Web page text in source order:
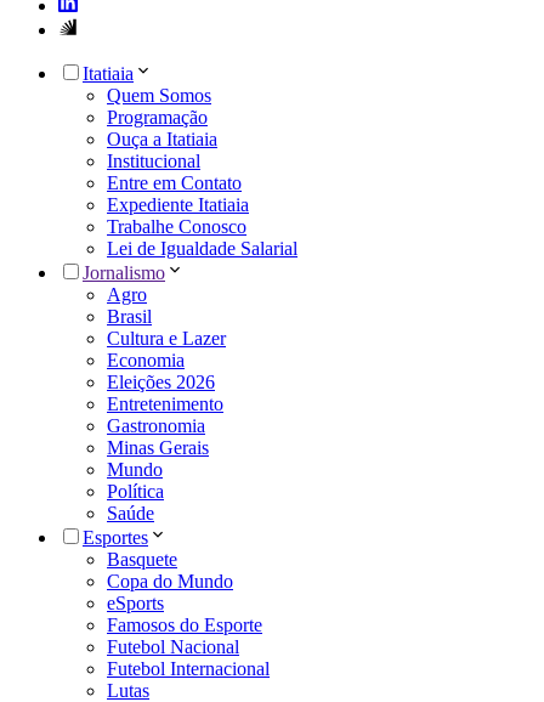
Itatiaia
Quem Somos
Programação
Ouça a Itatiaia
Institucional
Entre em Contato
Expediente Itatiaia
Trabalhe Conosco
Lei de Igualdade Salarial
Jornalismo
Agro
Brasil
Cultura e Lazer
Economia
Eleições 2026
Entretenimento
Gastronomia
Minas Gerais
Mundo
Política
Saúde
Esportes
Basquete
Copa do Mundo
eSports
Famosos do Esporte
Futebol Nacional
Futebol Internacional
Lutas